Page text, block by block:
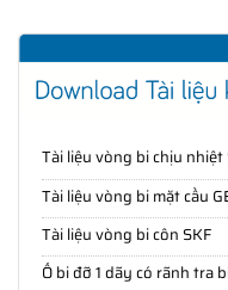
Tài liệu vòng bi chịu nhiệt
Tài liệu vòng bi mặt cầu
Tài liệu vòng bi côn SKF
Ổ bi đỡ 1 dãy có rãnh tra